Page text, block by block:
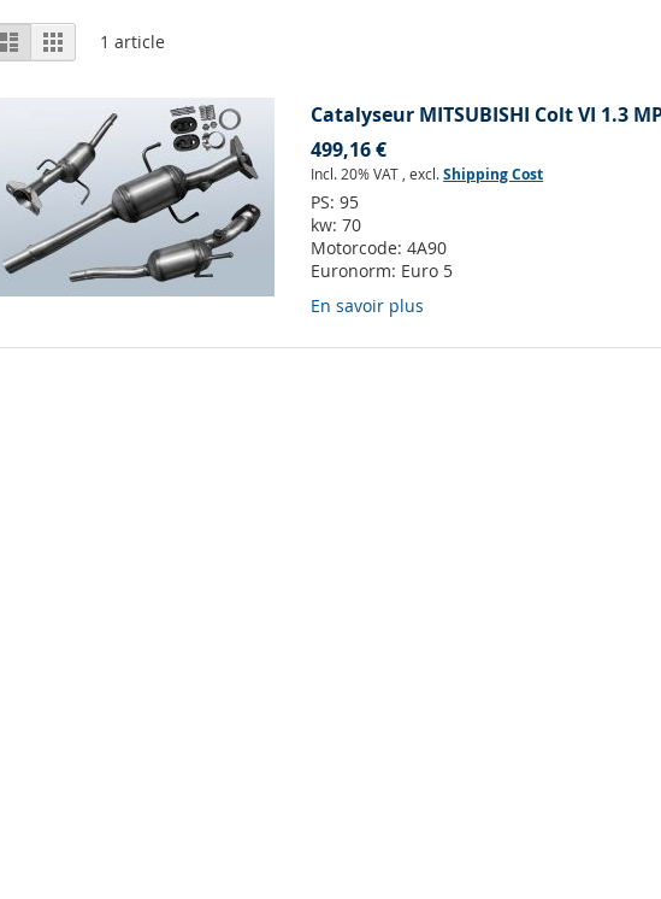
Afficher
en
Liste Grille1 article
Catalyseur MITSUBISHI Colt VI 1.3
499,16 €
Incl. 20% VAT ,excl.Shipping Cost
PS:95
kw:70
Motorcode:4A90
Euronorm: Euro 5
En savoir plus